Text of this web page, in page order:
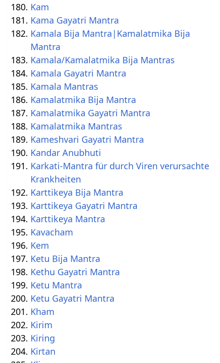
Kam
Kama Gayatri Mantra
Kamala Bija Mantra|Kamalatmika Bija
Mantra
Kamala/Kamalatmika Bija Mantras
Kamala Gayatri Mantra
Kamala Mantras
Kamalatmika Bija Mantra
Kamalatmika Gayatri Mantra
Kamalatmika Mantras
Kameshvari Gayatri Mantra
Kandar Anubhuti
Karkati-Mantra für durch Viren verursachte
Krankheiten
Karttikeya Bija Mantra
Karttikeya Gayatri Mantra
Karttikeya Mantra
Kavacham
Kem
Ketu Bija Mantra
Kethu Gayatri Mantra
Ketu Mantra
Ketu Gayatri Mantra
Kham
Kirim
Kiring
Kirtan